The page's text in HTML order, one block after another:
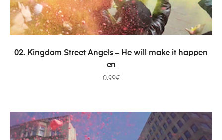
AÑADIR AL CARRITO
02. Kingdom Street Angels – He will make it happen
en
0.99€